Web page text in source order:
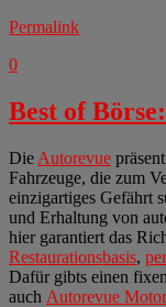
Permalink
0
Best of
Die Autorevue
Fahrzeuge, die zum
einzigartiges Gefährt
und Erhaltung von
hier garantiert das
Restaurationsbasis,
Dafür gibts einen
auch Autorevue